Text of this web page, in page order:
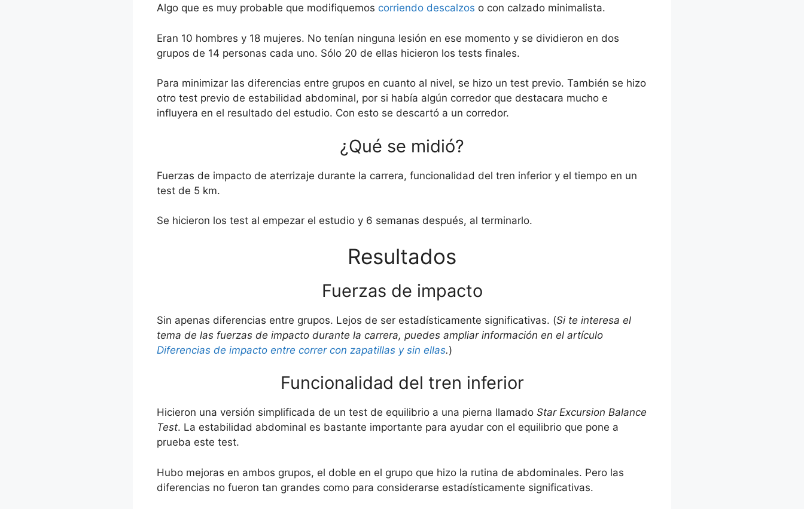
Algo que es muy probable que modifiquemos corriendo descalzos o con calzado minimalista.
Eran 10 hombres y 18 mujeres. No tenían ninguna lesión en ese momento y se dividieron en dos
grupos de 14 personas cada uno. Sólo 20 de ellas hicieron los tests finales.
Para minimizar las diferencias entre grupos en cuanto al nivel, se hizo un test previo. También se hizo
otro test previo de estabilidad abdominal, por si había algún corredor que destacara mucho e
influyera en el resultado del estudio. Con esto se descartó a un corredor.
¿Qué se midió?
Fuerzas de impacto de aterrizaje durante la carrera, funcionalidad del tren inferior y el tiempo en un
test de 5 km.
Se hicieron los test al empezar el estudio y 6 semanas después, al terminarlo.
Resultados
Fuerzas de impacto
Sin apenas diferencias entre grupos. Lejos de ser estadísticamente significativas. (Si te interesa el
tema de las fuerzas de impacto durante la carrera, puedes ampliar información en el artículo
Diferencias de impacto entre correr con zapatillas y sin ellas.)
Funcionalidad del tren inferior
Hicieron una versión simplificada de un test de equilibrio a una pierna llamado Star Excursion Balance
Test. La estabilidad abdominal es bastante importante para ayudar con el equilibrio que pone a
prueba este test.
Hubo mejoras en ambos grupos, el doble en el grupo que hizo la rutina de abdominales. Pero las
diferencias no fueron tan grandes como para considerarse estadísticamente significativas.